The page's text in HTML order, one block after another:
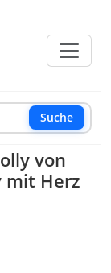
Suche
von
mit Herz